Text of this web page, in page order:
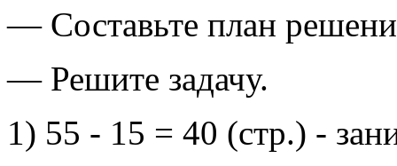
— Составьте план
— Решите задачу.
1) 55 - 15 = 40 (стр.) -